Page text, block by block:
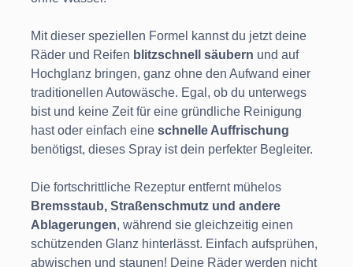
Mit dieser speziellen Formel kannst du jetzt deine
Räder und Reifen blitzschnell säubern und auf
Hochglanz bringen, ganz ohne den Aufwand einer
traditionellen Autowäsche. Egal, ob du unterwegs
bist und keine Zeit für eine gründliche Reinigung
hast oder einfach eine schnelle Auffrischung
benötigst, dieses Spray ist dein perfekter Begleiter.
Die fortschrittliche Rezeptur entfernt mühelos
Bremsstaub, Straßenschmutz und andere
Ablagerungen, während sie gleichzeitig einen
schützenden Glanz hinterlässt. Einfach aufsprühen,
abwischen und staunen! Deine Räder werden nicht